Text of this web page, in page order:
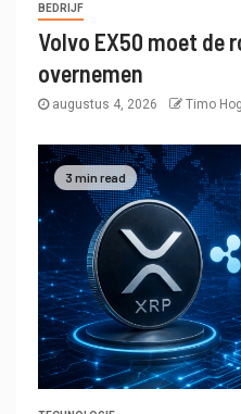
BEDRIJF
Volvo EX50 moet de
overnemen
augustus 4, 2026 Timo
3 min read